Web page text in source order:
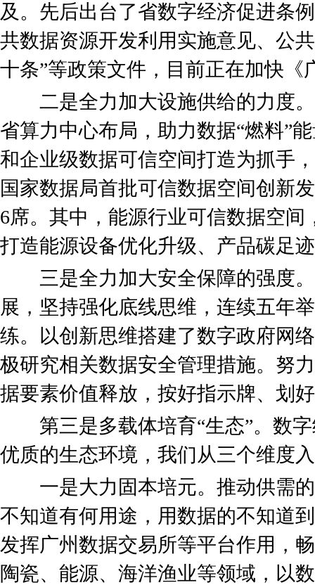
及。先后出台了省数字经济促进条
共数据资源开发利用实施意见、公
十条”等政策文件，目前正在加快《
二是全力加大设施供给的力度。
省算力中心布局，助力数据“燃料”
和企业级数据可信空间打造为抓手
国家数据局首批可信数据空间创新
6席。其中，能源行业可信数据空
打造能源设备优化升级、产品碳足
三是全力加大安全保障的强度。
展，坚持强化底线思维，连续五年
练。以创新思维搭建了数字政府网
极研究相关数据安全管理措施。努
据要素价值释放，按好指示牌、划
第三是多载体培育“生态”。数字
优质的生态环境，我们从三个维度
一是大力固本培元。推动供需的
不知道有何用途，用数据的不知道
发挥广州数据交易所等平台作用，
陶瓷、能源、海洋渔业等领域，以